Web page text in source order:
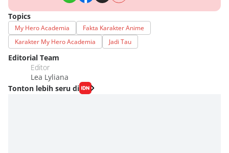
Topics
My Hero Academia
Fakta Karakter Anime
Karakter My Hero Academia
Jadi Tau
Editorial Team
Editor
Lea Lyliana
Tonton lebih seru di